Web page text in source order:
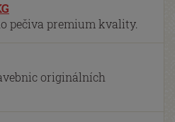
pečiva premium kvality.
originálních